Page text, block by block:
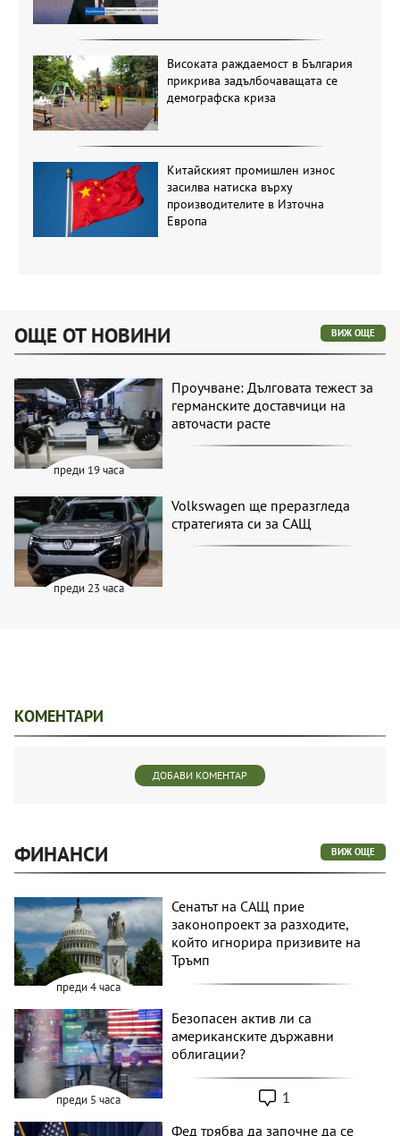
Високата раждаемост в България
прикрива задълбочаващата се
демографска криза
Китайският промишлен износ
засилва натиска върху
производителите в Източна
Европа
ОЩЕ ОТ НОВИНИ ВИЖ ОЩЕ
преди 19 часа
Проучване: Дълговата тежест за
германските доставчици на
авточасти расте
преди 23 часа
Volkswagen ще преразгледа
стратегията си за САЩ
КОМЕНТАРИ
ДОБАВИ КОМЕНТАР
ФИНАНСИ ВИЖ ОЩЕ
преди 4 часа
Сенатът на САЩ прие
законопроект за разходите,
който игнорира призивите на
Тръмп
преди 5 часа
Безопасен актив ли са
американските държавни
облигации?
1
Фед трябва да започне да се